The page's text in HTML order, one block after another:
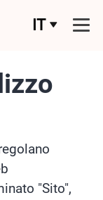
IT
"Sito",